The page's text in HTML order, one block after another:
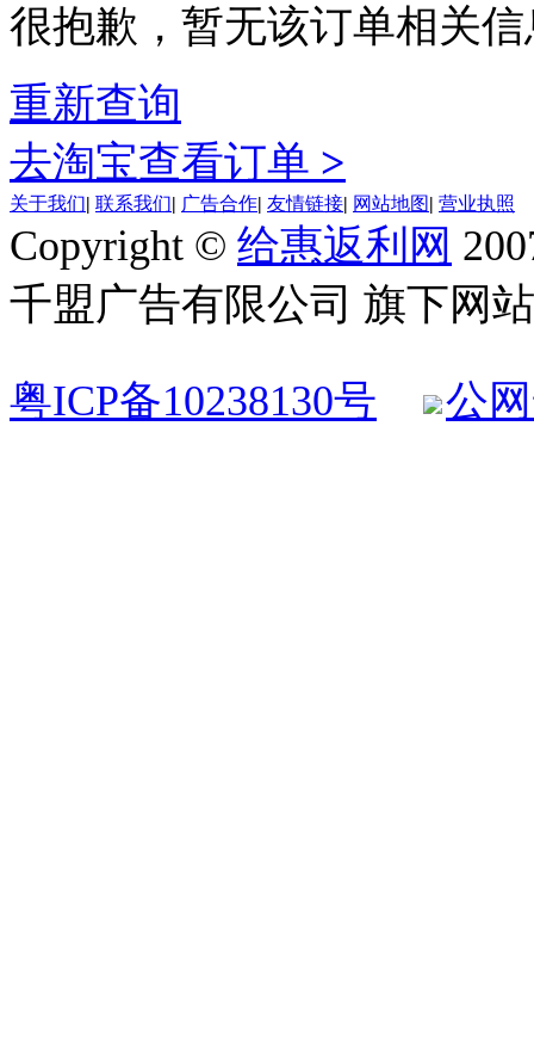
很抱歉，暂无该订单相关
重新查询
去淘宝查看订单 >
关于我们| 联系我们| 广告合作| 友情链接| 网站地图| 营业执照
Copyright © 给惠返利网
千盟广告有限公司 旗下网
粤ICP备10238130号 公